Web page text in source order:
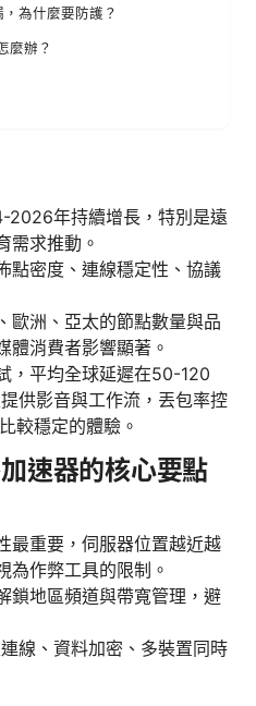
為什麼要防護？
麼辦？
2026年持續增長，特別是遠
需求推動。
點密度、連線穩定性、協議
歐洲、亞太的節點數量與品
體消費者影響顯著。
，平均全球延遲在50-120
供影音與工作流，丟包率控
較穩定的體驗。
速器的核心要點
最重要，伺服器位置越近越
為作弊工具的限制。
鎖地區頻道與帶寬管理，避
線、資料加密、多裝置同時